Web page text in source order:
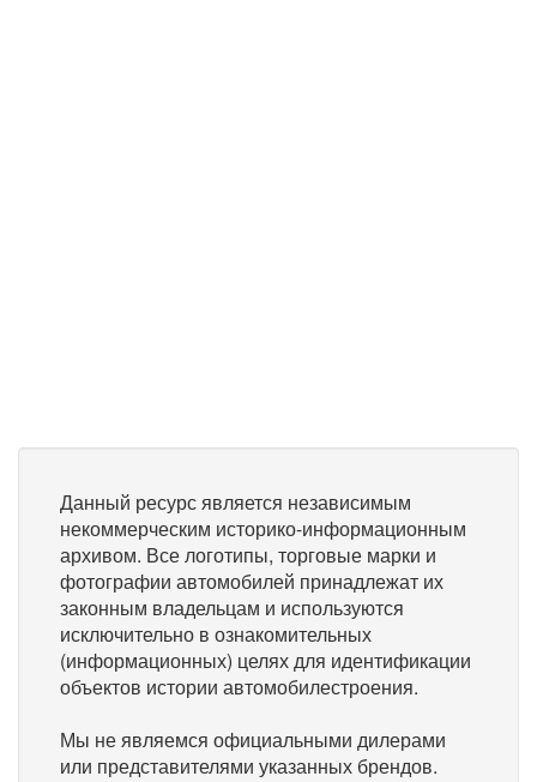
Данный ресурс является независимым
некоммерческим историко-информационным
архивом. Все логотипы, торговые марки и
фотографии автомобилей принадлежат их
законным владельцам и используются
исключительно в ознакомительных
(информационных) целях для идентификации
объектов истории автомобилестроения.
Мы не являемся официальными дилерами
или представителями указанных брендов.